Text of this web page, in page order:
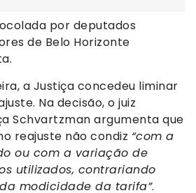
por deputados
de Belo Horizonte
a Justiça concedeu liminar
Na decisão, o juiz
Schvartzman argumenta que
reajuste não condiz “com a
ou com a variação de
utilizados, contrariando
modicidade da tarifa”.